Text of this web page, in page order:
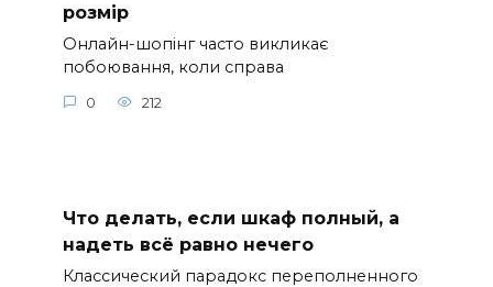
розмір
Онлайн-шопінг часто викликає
побоювання, коли справа
0 212
Что делать, если шкаф полный, а
надеть всё равно нечего
Классический парадокс переполненного